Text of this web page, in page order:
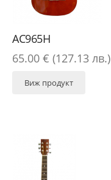
AC965H
65.00 € (127.13 лв.)
Виж продукт